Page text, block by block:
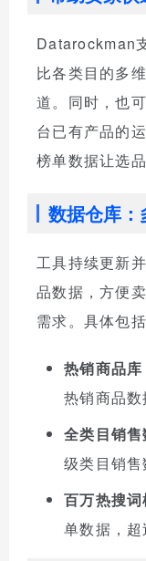
Datarockman
比各类目的多
道。同时，也
台已有产品的
榜单数据让选
数据仓库
工具持续更新
品数据，方便
需求。具体包括
热销商品库
热销商品数
全类目销
级类目销售
百万热搜
单数据，超